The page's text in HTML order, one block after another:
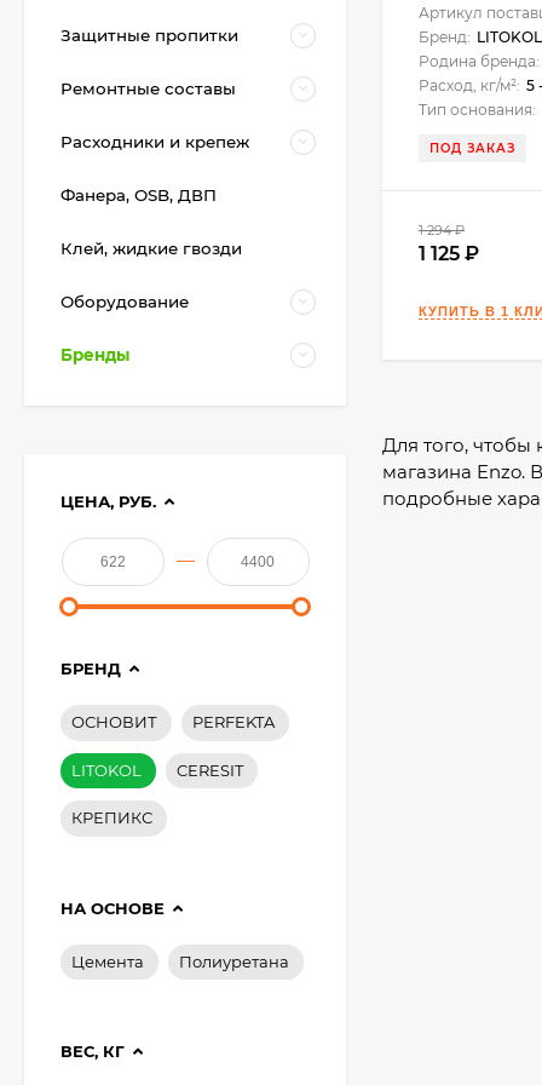
Артикул
Бренд: LITOKOL
Родина бренда:
Расход, кг/м²: 5
Тип основания:
ПОД ЗАКАЗ
1 294
1 125
Для того, чтобы
магазина Enzo.
подробные
Защитные пропитки
Ремонтные составы
Расходники и крепеж
Фанера, OSB, ДВП
Клей, жидкие гвозди
Оборудование
Бренды
ЦЕНА, РУБ.
—
БРЕНД
ОСНОВИТ PERFEKTA
LITOKOL CERESIT
КРЕПИКС
НА ОСНОВЕ
Цемента Полиуретана
ВЕС, КГ
Kerakoll Fugalite Color
Эпоксидная затирка,